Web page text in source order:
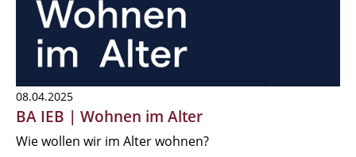
08.04.2025
BA IEB | Wohnen im Alter
Wie wollen wir im Alter wohnen?